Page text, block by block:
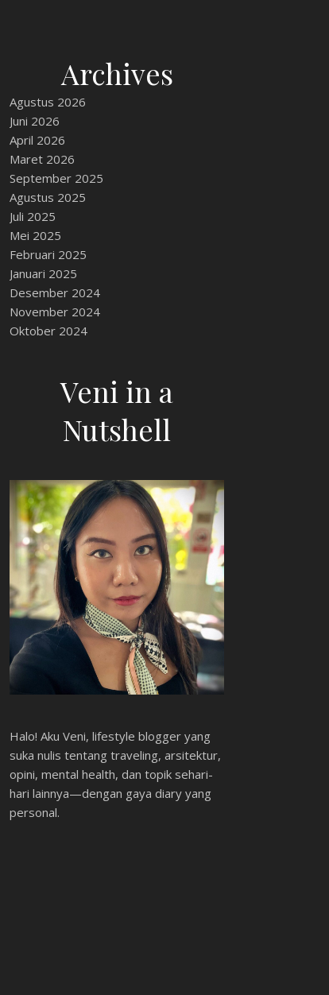
Archives
Agustus 2026
Juni 2026
April 2026
Maret 2026
September 2025
Agustus 2025
Juli 2025
Mei 2025
Februari 2025
Januari 2025
Desember 2024
November 2024
Oktober 2024
Veni in a
Nutshell
Halo! Aku Veni, lifestyle blogger yang
suka nulis tentang traveling, arsitektur,
opini, mental health, dan topik sehari-
hari lainnya—dengan gaya diary yang
personal.